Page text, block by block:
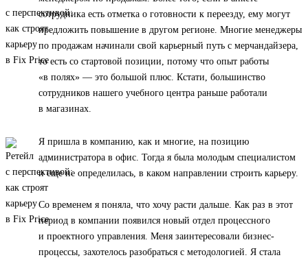
сотрудника есть отметка о готовности к переезду, ему могут
предложить повышение в другом регионе. Многие менеджеры
по продажам начинали свой карьерный путь с мерчандайзера,
то есть со стартовой позиции, потому что опыт работы
«в полях» — это большой плюс. Кстати, большинство
сотрудников нашего учебного центра раньше работали
в магазинах.
Я пришла в компанию, как и многие, на позицию
администратора в офис. Тогда я была молодым специалистом
и еще не определилась, в каком направлении строить карьеру.
Со временем я поняла, что хочу расти дальше. Как раз в этот
период в компании появился новый отдел процессного
и проектного управления. Меня заинтересовали бизнес-
процессы, захотелось разобраться с методологией. Я стала